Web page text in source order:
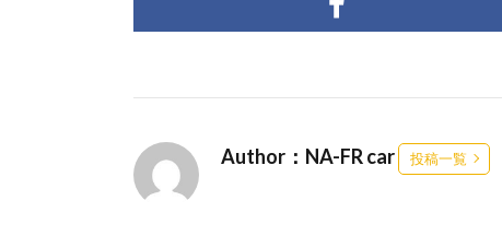
Author：NA-FR car 投稿一覧